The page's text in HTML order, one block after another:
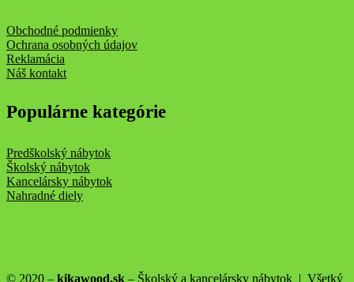
Obchodné podmienky
Ochrana osobných údajov
Reklamácia
Náš kontakt
Populárne kategórie
Predškolský nábytok
Školský nábytok
Kancelársky nábytok
Nahradné diely
© 2020 – kikawood.sk – Školský a kancelársky nábytok | Všetký